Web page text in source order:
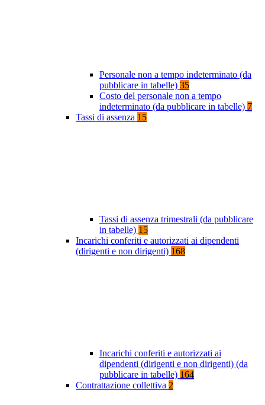
Personale non a tempo indeterminato (da
pubblicare in tabelle) 35
Costo del personale non a tempo
indeterminato (da pubblicare in tabelle) 7
Tassi di assenza 15
Tassi di assenza trimestrali (da pubblicare
in tabelle) 15
Incarichi conferiti e autorizzati ai dipendenti
(dirigenti e non dirigenti) 168
Incarichi conferiti e autorizzati ai
dipendenti (dirigenti e non dirigenti) (da
pubblicare in tabelle) 164
Contrattazione collettiva 2